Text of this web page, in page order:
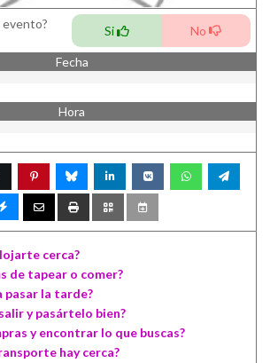
Si No
Fecha
Hora
cerca?
de tapear o comer?
pasar la tarde?
y pasártelo bien?
y encontrar lo que buscas?
hay cerca?